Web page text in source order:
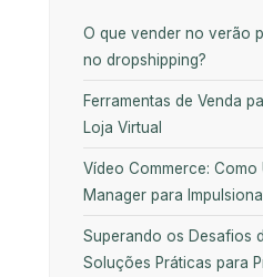
O que vender no verão
no dropshipping?
Ferramentas de Venda
Loja Virtual
Vídeo Commerce: Como
Manager para
Superando os Desafios
Soluções Práticas para